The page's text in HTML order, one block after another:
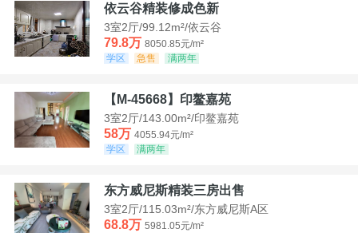
依云谷精装修成色新
3室2厅/99.12m²/依云谷
79.8万 8050.85元/m²
学区
急售 满两年
【M-45668】印鳌嘉苑
3室2厅/143.00m²/印鳌嘉苑
58万 4055.94元/m²
学区
满两年
东方威尼斯精装三房出售
3室2厅/115.03m²/东方威尼斯A区
68.8万 5981.05元/m²